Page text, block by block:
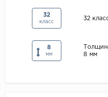
32
класс
32
8
мм
8 мм